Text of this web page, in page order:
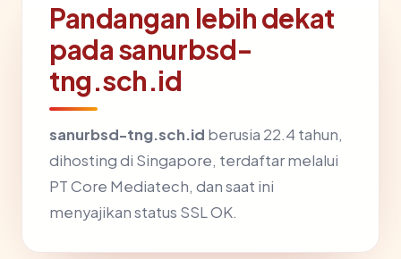
Pandangan lebih dekat
pada sanurbsd-
tng.sch.id
sanurbsd-tng.sch.id berusia 22.4 tahun,
dihosting di Singapore, terdaftar melalui
PT Core Mediatech, dan saat ini
menyajikan status SSL OK.